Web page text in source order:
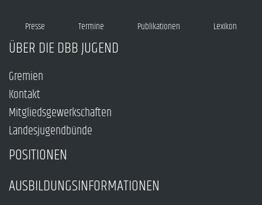
Presse Termine Publikationen Lexikon
ÜBER DIE DBB JUGEND
Gremien
Kontakt
Mitgliedsgewerkschaften
Landesjugendbünde
POSITIONEN
AUSBILDUNGSINFORMATIONEN